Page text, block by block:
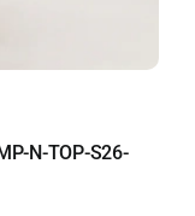
N-TOP-S26-